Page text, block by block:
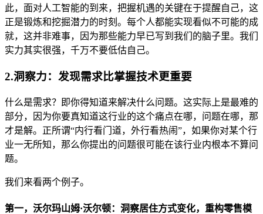
此，面对人工智能的到来，把握机遇的关键在于提醒自己，这
正是锻炼和挖掘潜力的时刻。每个人都能实现看似不可能的成
就，这并非难事，因为那些能力早已写到我们的脑子里。我们
实力其实很强，千万不要低估自己。
2.洞察力：发现需求比掌握技术更重要
什么是需求？即你得知道来解决什么问题。这实际上是最难的
部分，因为你要真知道这行业的这个痛点在哪，问题在哪，那
才是解。正所谓“内行看门道，外行看热闹”，如果你对某个行
业一无所知，那么你提出的问题很可能在该行业内根本不算问
题。
我们来看两个例子。
第一，沃尔玛山姆·沃尔顿：洞察居住方式变化，重构零售模